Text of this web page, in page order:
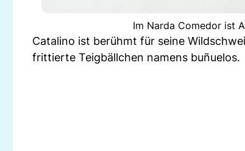
Im Narda Comedor ist
Catalino ist berühmt für seine
frittierte Teigbällchen namens buñuelos.